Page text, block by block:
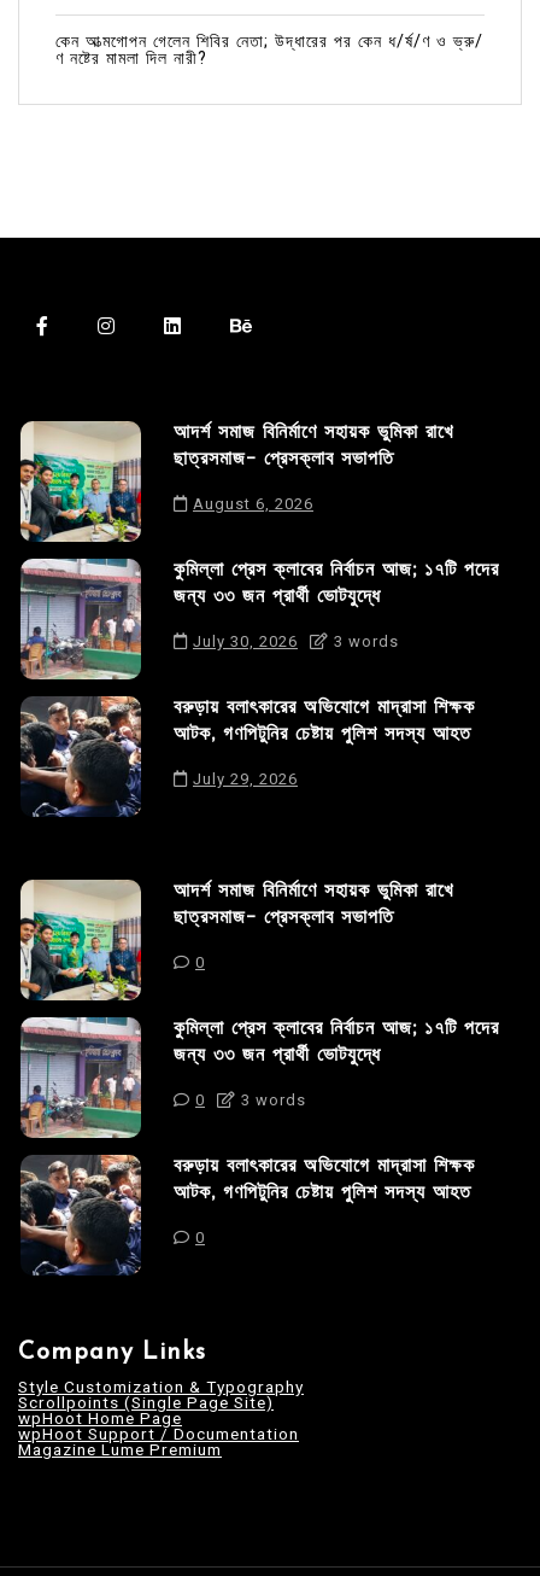
কেন আত্মগোপন গেলেন শিবির নেতা; উদ্ধারের পর কেন ধ/র্ষ/ণ ও ভ্রু/
ণ নষ্টের মামলা দিল নারী?
আদর্শ সমাজ বিনির্মাণে সহায়ক ভুমিকা রাখে
ছাত্রসমাজ- প্রেসক্লাব সভাপতি
August 6, 2026
কুমিল্লা প্রেস ক্লাবের নির্বাচন আজ; ১৭টি পদের
জন্য ৩৩ জন প্রার্থী ভোটযুদ্ধে
July 30, 2026 3 words
বরুড়ায় বলাৎকারের অভিযোগে মাদ্রাসা শিক্ষক
আটক, গণপিটুনির চেষ্টায় পুলিশ সদস্য আহত
July 29, 2026
আদর্শ সমাজ বিনির্মাণে সহায়ক ভুমিকা রাখে
ছাত্রসমাজ- প্রেসক্লাব সভাপতি
0
কুমিল্লা প্রেস ক্লাবের নির্বাচন আজ; ১৭টি পদের
জন্য ৩৩ জন প্রার্থী ভোটযুদ্ধে
0 3 words
বরুড়ায় বলাৎকারের অভিযোগে মাদ্রাসা শিক্ষক
আটক, গণপিটুনির চেষ্টায় পুলিশ সদস্য আহত
0
Company Links
Style Customization & Typography
Scrollpoints (Single Page Site)
wpHoot Home Page
wpHoot Support / Documentation
Magazine Lume Premium